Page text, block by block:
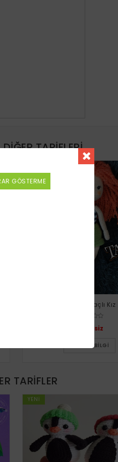
TARIFLERI
Truncu Saçlı Kız
Ücretsiz
DETAYLI BILGI
TARIFLER
YENI
GÖSTERME